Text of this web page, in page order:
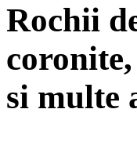
Rochii
si multe